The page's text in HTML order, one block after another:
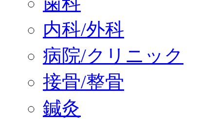
内科/外科
病院/クリニック
接骨/整骨
鍼灸